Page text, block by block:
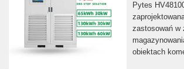
Pytes
zastosowań w
obiektach